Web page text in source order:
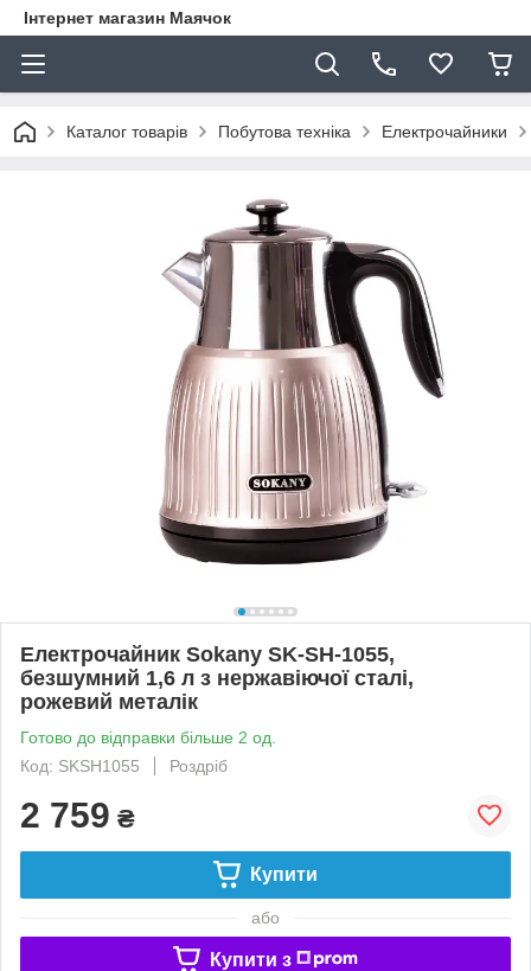
Інтернет магазин Маячок
Каталог товарів Побутова техніка Електрочайники
Електрочайник Sokany SK-SH-1055,
безшумний 1,6 л з нержавіючої сталі,
рожевий металік
Готово до відправки більше 2 од.
Код: SKSH1055
Роздріб
2 759 ₴
Купити
або
Купити з